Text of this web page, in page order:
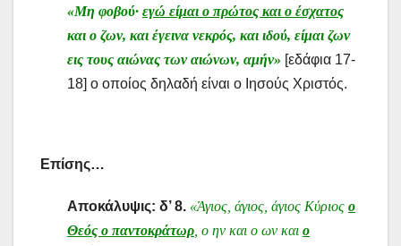
«Μη φοβού· εγώ είμαι ο πρώτος και ο έσχατος
και ο ζων, και έγεινα νεκρός, και ιδού, είμαι ζων
εις τους αιώνας των αιώνων, αμήν» [εδάφια 17-
18] ο οποίος δηλαδή είναι ο Ιησούς Χριστός.
Επίσης…
Αποκάλυψις: δ’ 8. «Άγιος, άγιος, άγιος Κύριος ο
Θεός ο παντοκράτωρ , ο ην και ο ων και ο